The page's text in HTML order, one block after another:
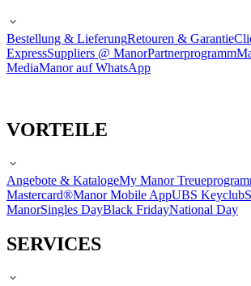
Bestellung & LieferungRetouren & Garantie
ExpressSuppliers @ ManorPartnerprogramm
MediaManor auf WhatsApp
VORTEILE
Angebote & KatalogeMy Manor
Mastercard®Manor Mobile AppUBS Keyclub
ManorSingles DayBlack FridayNational Day
SERVICES